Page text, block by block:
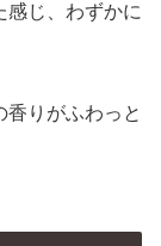
感じ、わずかに
香りがふわっと